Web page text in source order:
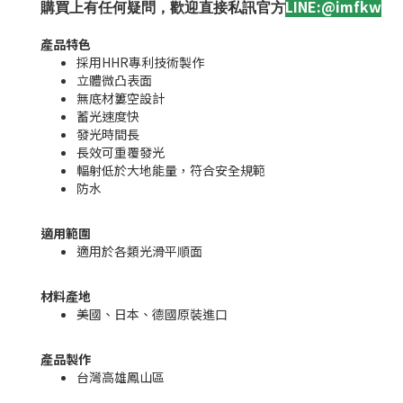
購買上有任何疑問，歡迎直接私訊官方LINE:@imfkw
產品特色
採用HHR專利技術製作
立體微凸表面
無底材簍空設計
蓄光速度快
發光時間長
長效可重覆發光
輻射低於大地能量，符合安全規範
防水
適用範圍
適用於各類光滑平順面
材料產地
美國、日本、德國原裝進口
產品製作
台灣高雄鳳山區